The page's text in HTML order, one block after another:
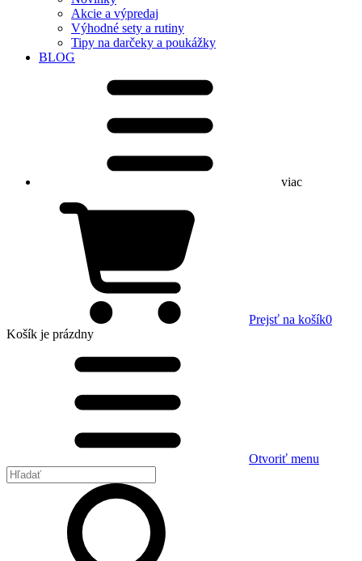
Akcie a výpredaj
Výhodné sety a rutiny
Tipy na darčeky a poukážky
BLOG
viac
Prejsť na košík0
Košík je prázdny
Otvoriť menu